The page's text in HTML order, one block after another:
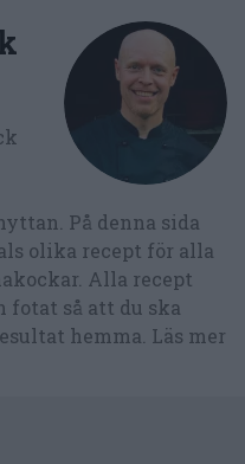
På denna sida
olika recept för alla
Alla recept
fotat så att du ska
hemma. Läs mer